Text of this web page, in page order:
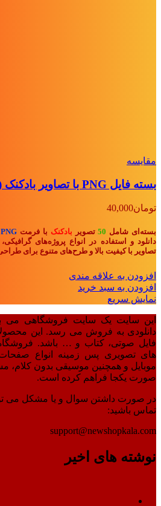
مقايسه
بسته فایل PNG با تصاویر بادکنک (بدون پس‌زمینه)
تومان40,000
بسته‌ای شامل 50تصویر بادکنک با فرمت PNG
دانلود و استفاده در انواع پروژه‌های
تصاویر با کیفیت بالا و طرح‌های متنوع برای
افزودن به علاقه مندی
افزودن به سبد خرید
نمایش سریع
این سایت یک سایت فروشگاهی می
دانلودی به فروش می رسد. این
فایل صوتی، کتاب و … باشد. فروشگاه
های تصویری پس زمینه انواع
موبایل و همچنین موسیقی بدون کلام،
صورت یکجا فراهم کرده است.
در صورت داشتن سوال و یا مشکل می
تماس باشید:
support@newshopkala.com
نوشته های اخیر